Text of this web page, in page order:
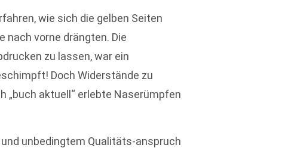
wie sich die gelben Seiten
nach vorne drängten. Die
zu lassen, war ein
Doch Widerstände zu
„buch aktuell“ erlebte Naserümpfen
unbedingtem Qualitäts-anspruch